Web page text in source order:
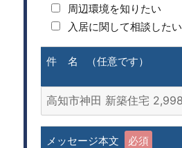
周辺環境を知りたい
入居に関して相談したい
件 名 （任意です）
メッセージ本文 必須